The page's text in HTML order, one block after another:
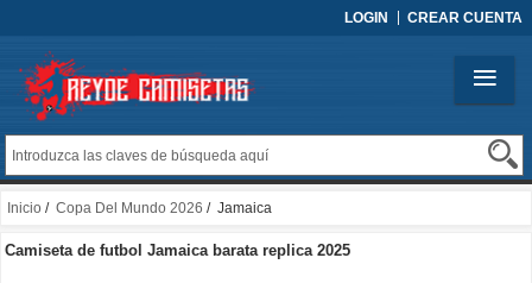
LOGIN CREAR CUENTA
Inicio / Copa Del Mundo 2026 / Jamaica
Camiseta de futbol Jamaica barata replica 2025